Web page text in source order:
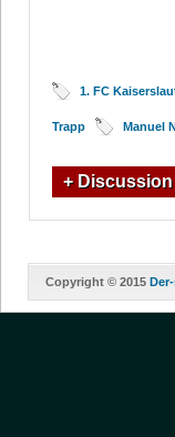
1. FC
Trapp Manuel
+ Discussion
Copyright © 2015